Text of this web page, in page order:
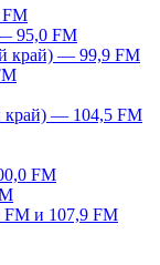
FM
95,0 FM
край) — 99,9 FM
край) — 104,5 FM
FM
и 107,9 FM